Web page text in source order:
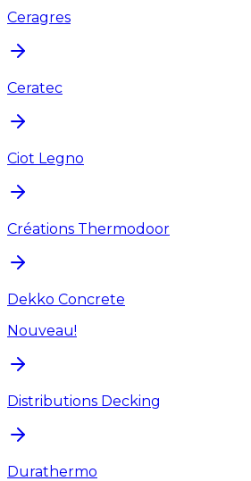
Ceragres
Ceratec
Ciot Legno
Créations Thermodoor
Dekko Concrete
Nouveau!
Distributions Decking
Durathermo